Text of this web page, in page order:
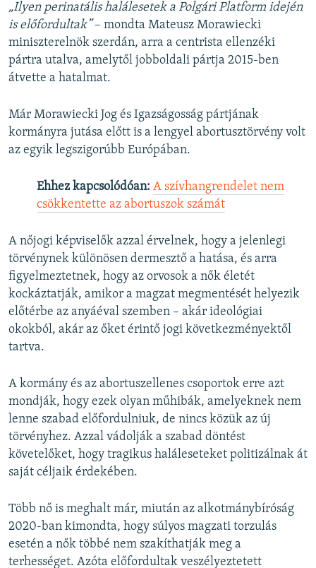
„Ilyen perinatális halálesetek a Polgári Platform idején
is előfordultak”– mondta Mateusz Morawiecki
miniszterelnök szerdán, arra a centrista ellenzéki
pártra utalva, amelytől jobboldali pártja 2015-ben
átvette a hatalmat.
Már Morawiecki Jog és Igazságosság pártjának
kormányra jutása előtt is a lengyel abortusztörvény volt
az egyik legszigorúbb Európában.
Ehhez kapcsolódóan: A szívhangrendelet nem
csökkentette az abortuszok számát
A nőjogi képviselők azzal érvelnek, hogy a jelenlegi
törvénynek különösen dermesztő a hatása, és arra
figyelmeztetnek, hogy az orvosok a nők életét
kockáztatják, amikor a magzat megmentését helyezik
előtérbe az anyáéval szemben – akár ideológiai
okokból, akár az őket érintő jogi következményektől
tartva.
A kormány és az abortuszellenes csoportok erre azt
mondják, hogy ezek olyan műhibák, amelyeknek nem
lenne szabad előfordulniuk, de nincs közük az új
törvényhez. Azzal vádolják a szabad döntést
követelőket, hogy tragikus haláleseteket politizálnak át
saját céljaik érdekében.
Több nő is meghalt már, miután az alkotmánybíróság
2020-ban kimondta, hogy súlyos magzati torzulás
esetén a nők többé nem szakíthatják meg a
terhességet. Azóta előfordultak veszélyeztetett